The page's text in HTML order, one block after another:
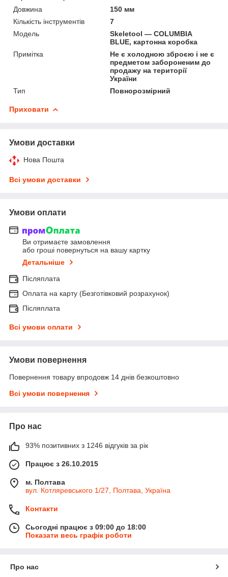
Довжина
150 мм
Кількість інструментів
7
Мoдель
Skeletool — COLUMBIA
BLUE, картонна коробка
Примітка
Не є холодною зброєю і не є
предметом забороненим до
продажу на території
України
Тип
Повнорозмірний
Приховати
Умови доставки
Нова Пошта
Всі умови доставки
Умови оплати
Ви отримаєте замовлення
або гроші повернуться на вашу картку
Детальніше
Післяплата
Оплата на карту (Безготівковий розрахунок)
Післяплата
Всі умови оплати
Умови повернення
Повернення товару впродовж 14 днів безкоштовно
Всі умови повернення
Про нас
93% позитивних з 1246 відгуків за рік
Працює з 26.10.2015
м. Полтава
вул. Котляревського 1/27, Полтава, Україна
Контакти
Сьогодні працює з 09:00 до 18:00
Показати весь графік роботи
Про нас